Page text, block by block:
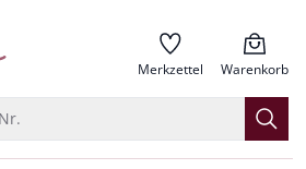
Merkzettel Warenkorb